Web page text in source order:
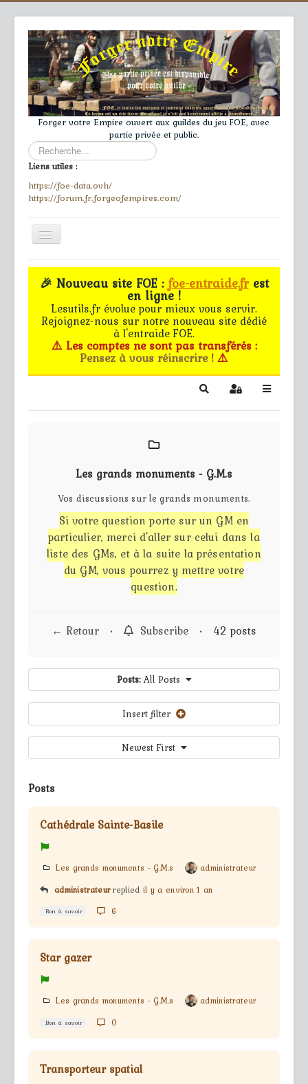
Forger votre Empire ouvert aux guildes du jeu FOE, avec
partie privée et public.
Rechercher
Liens utiles :
https://foe-data.ovh/
https://forum.fr.forgeofempires.com/
Toggle
Navigation
≡
Accueil
Le forum
Les G.M.s
Partie privée
Règles
Contact
🎉 Nouveau site FOE :foe-entraide.frest
en ligne !
Lesutils.fr évolue pour mieux vous servir.
Rejoignez-nous sur notre nouveau site dédié
à l'entraide FOE.
⚠️ Les comptes ne sont pas transférés :
Pensez à vous réinscrire !⚠️
SearchSign In
Les grands monuments - G.M.s
Vos discussions sur le grands monuments.
Si votre question porte sur un GM en
particulier, merci d'aller sur celui dans la
liste des GMs, et à la suite la présentation
du GM, vous pourrez y mettre votre
question.
← Retour • Subscribe • 42 posts
Posts: All Posts
Insert filter
Newest First
Posts
Cathédrale Sainte-Basile
Les grands monuments - G.M.s
administrateur
administrateur replied il y a environ 1 an
Bon à savoir 6
Star gazer
Les grands monuments - G.M.s administrateur
Bon à savoir 0
Transporteur spatial